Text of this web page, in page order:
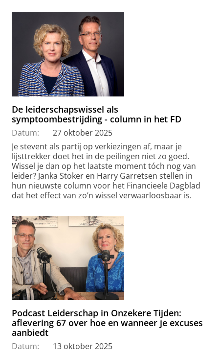
De leiderschapswissel als
symptoombestrijding - column in het FD
Datum:
27 oktober 2025
Je stevent als partij op verkiezingen af, maar je
lijsttrekker doet het in de peilingen niet zo goed.
Wissel je dan op het laatste moment tóch nog van
leider? Janka Stoker en Harry Garretsen stellen in
hun nieuwste column voor het Financieele Dagblad
dat het effect van zo’n wissel verwaarloosbaar is.
Podcast Leiderschap in Onzekere Tijden:
aflevering 67 over hoe en wanneer je excuses
aanbiedt
Datum:
13 oktober 2025